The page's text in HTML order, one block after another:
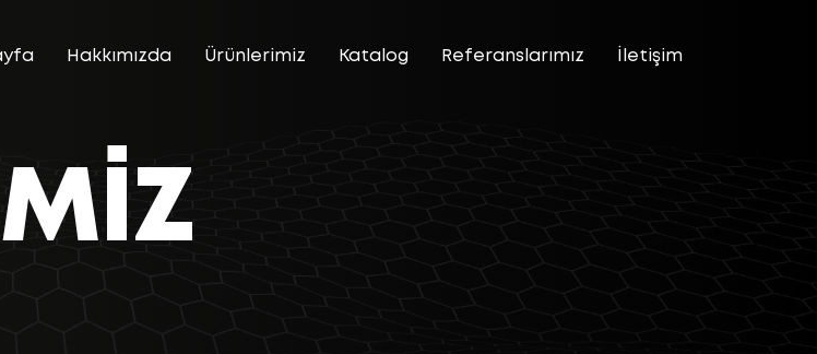
Hakkımızda Ürünlerimiz Katalog Referanslarımız İletişim